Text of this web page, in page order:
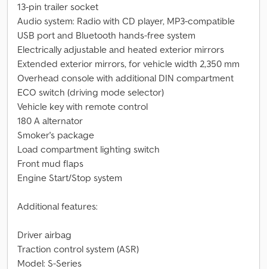
13-pin trailer socket
Audio system: Radio with CD player, MP3-compatible
USB port and Bluetooth hands-free system
Electrically adjustable and heated exterior mirrors
Extended exterior mirrors, for vehicle width 2,350 mm
Overhead console with additional DIN compartment
ECO switch (driving mode selector)
Vehicle key with remote control
180 A alternator
Smoker's package
Load compartment lighting switch
Front mud flaps
Engine Start/Stop system
Additional features:
Driver airbag
Traction control system (ASR)
Model: S-Series